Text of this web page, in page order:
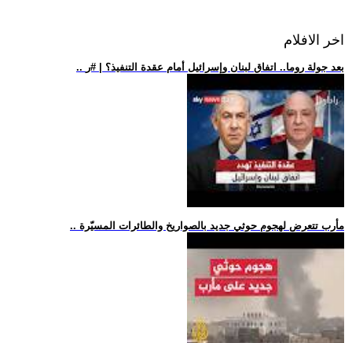
اخر الافلام
.. بعد جولة روما.. اتفاق لبنان وإسرائيل أمام عقدة التنفيذ؟ | #ر
.. مأرب تتعرض لهجوم حوثي جديد بالصواريخ والطائرات المسيّرة